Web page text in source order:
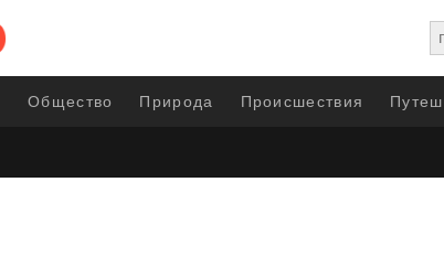
Общество Природа Происшествия